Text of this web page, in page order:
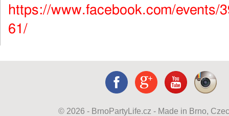
https://www.facebook.com/events/
61/
© 2026 - BrnoPartyLife.cz - Made in Brno,